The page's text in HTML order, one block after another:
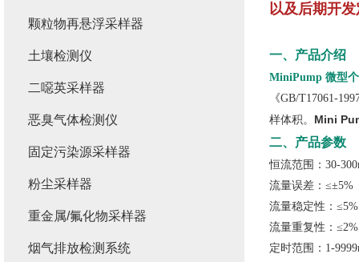
以及后期开
一、产品介绍
MiniPump 微型
《GB/T17061-
样体积。 Mini
二、产品参数
恒流范围：30-
流量误差：≤±5%
流量稳定性：≤5%
流量重复性：≤2%
定时范围：1-
颗粒物再悬浮采样器
土壤检测仪
二噁英采样器
恶臭气体检测仪
固定污染源采样器
粉尘采样器
重金属/氟化物采样器
烟气排放检测系统